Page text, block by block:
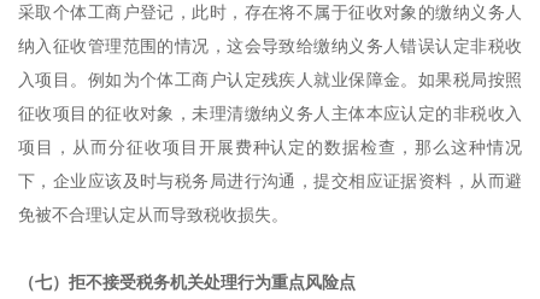
采取个体工商户登记，此时，存在将不属于征收对象的缴纳义务人
纳入征收管理范围的情况，这会导致给缴纳义务人错误认定非税收
入项目。例如为个体工商户认定残疾人就业保障金。如果税局按照
征收项目的征收对象，未理清缴纳义务人主体本应认定的非税收入
项目，从而分征收项目开展费种认定的数据检查，那么这种情况
下，企业应该及时与税务局进行沟通，提交相应证据资料，从而避
免被不合理认定从而导致税收损失。
（七）拒不接受税务机关处理行为重点风险点